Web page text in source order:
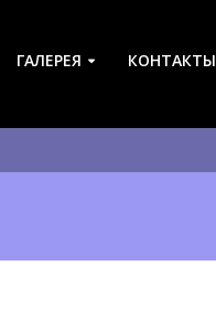
ГАЛЕРЕЯ КОНТАКТЫ